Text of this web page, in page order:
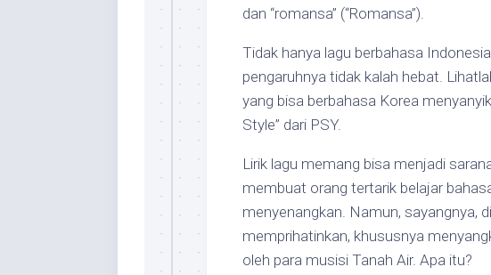
dan “romansa” (“Romansa”).
Tidak hanya lagu berbahasa
pengaruhnya tidak kalah hebat.
yang bisa berbahasa Korea
Style” dari PSY.
Lirik lagu memang bisa menjadi
membuat orang tertarik belajar
menyenangkan. Namun, sayangnya,
memprihatinkan, khususnya
oleh para musisi Tanah Air. Apa itu?